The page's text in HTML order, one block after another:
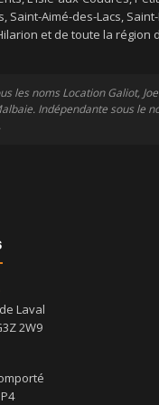
Saint-Aimé-des-Lacs,
et de toute la région
les noms Location Galiot,
Indépendante sous le
Laval
2W9